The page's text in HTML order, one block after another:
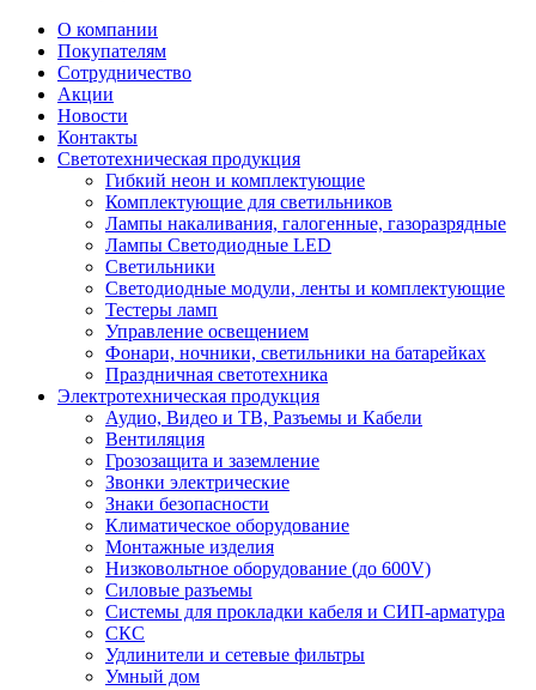
О компании
Покупателям
Сотрудничество
Акции
Новости
Контакты
Светотехническая продукция
Гибкий неон и комплектующие
Комплектующие для светильников
Лампы накаливания, галогенные, газоразрядные
Лампы Светодиодные LED
Светильники
Светодиодные модули, ленты и комплектующие
Тестеры ламп
Управление освещением
Фонари, ночники, светильники на батарейках
Праздничная светотехника
Электротехническая продукция
Аудио, Видео и ТВ, Разъемы и Кабели
Вентиляция
Грозозащита и заземление
Звонки электрические
Знаки безопасности
Климатическое оборудование
Монтажные изделия
Низковольтное оборудование (до 600V)
Силовые разъемы
Системы для прокладки кабеля и СИП-арматура
СКС
Удлинители и сетевые фильтры
Умный дом